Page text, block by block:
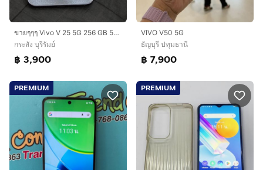
ขายๆๆๆ Vivo V 25 5G 256 GB 5G สีดำ เครื่องศูนย์ สภาพสวยงาม ไร้รอย
กระสัง บุรีรัมย์
฿ 3,900
VIVO V50 5G
ธัญบุรี ปทุมธานี
฿ 7,900
PREMIUM PREMIUM